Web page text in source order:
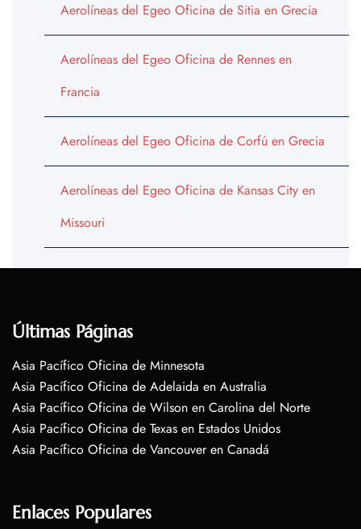
Aerolíneas del Egeo Oficina de Sitia en Grecia
Aerolíneas del Egeo Oficina de Rennes en
Francia
Aerolíneas del Egeo Oficina de Corfú en Grecia
Aerolíneas del Egeo Oficina de Kansas City en
Missouri
Últimas Páginas
Asia Pacífico Oficina de Minnesota
Asia Pacífico Oficina de Adelaida en Australia
Asia Pacífico Oficina de Wilson en Carolina del Norte
Asia Pacífico Oficina de Texas en Estados Unidos
Asia Pacífico Oficina de Vancouver en Canadá
Enlaces Populares